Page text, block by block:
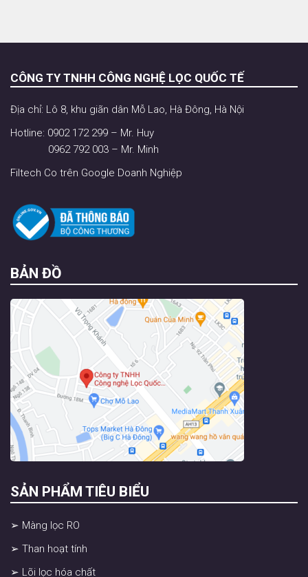
CÔNG TY TNHH CÔNG NGHỆ LỌC QUỐC TẾ
Địa chỉ: Lô 8, khu giãn dân Mỗ Lao, Hà Đông, Hà Nội
Hotline: 0902 172 299 – Mr. Huy
0962 792 003 – Mr. Minh
Filtech Co trên Google Doanh Nghiệp
BẢN ĐỒ
SẢN PHẨM TIÊU BIỂU
➢ Màng lọc RO
➢ Than hoạt tính
➢ Lõi lọc hóa chất